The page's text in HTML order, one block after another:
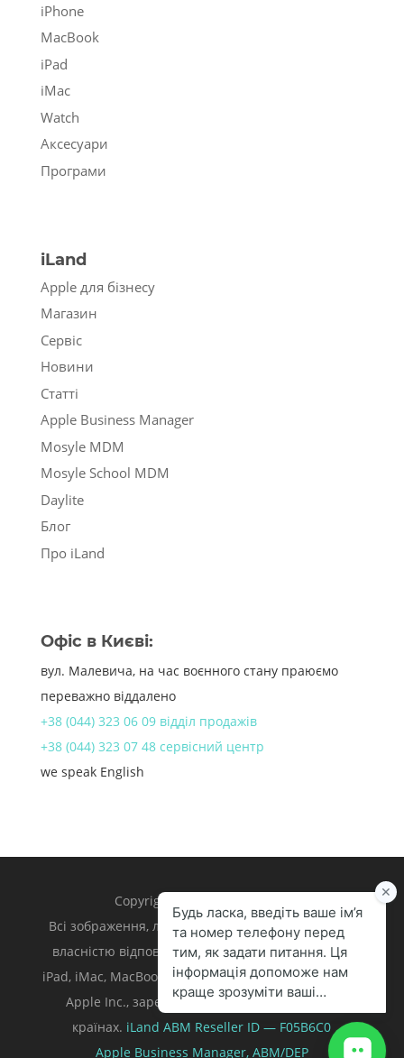
iPhone
MacBook
iPad
iMac
Watch
Аксесуари
Програми
iLand
Apple для бізнесу
Магазин
Сервіс
Новини
Статті
Apple Business Manager
Mosyle MDM
Mosyle School MDM
Daylite
Блог
Про iLand
Офіс в Києві:
вул. Малевича, на час воєнного стану праюємо
переважно віддалено
+38 (044) 323 06 09 відділ продажів
+38 (044) 323 07 48 сервісний центр
we speak English
Copyright 1998 – 2024 iLand.
Всі зображення, логотипи та торгівельні марки є
власністю відповідних власників. Apple, iPhone,
iPad, iMac, MacBook, Mac є торгівельними марками
Apple Inc., зареєстрованими у U.S. та інших
країнах. iLand ABM Reseller ID — F05B6C0
Apple Business Manager, ABM/DEP